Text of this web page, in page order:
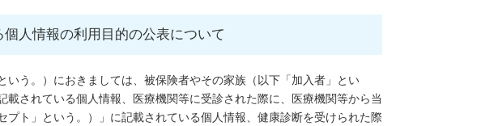
人情報の利用目的の公表について
いう。）におきましては、被保険者やその家族（以下「加入者」とい
載されている個人情報、医療機関等に受診された際に、医療機関等から当
ト」という。）」に記載されている個人情報、健康診断を受けられた際